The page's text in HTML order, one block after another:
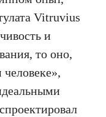
Vitruvius
и
то оно,